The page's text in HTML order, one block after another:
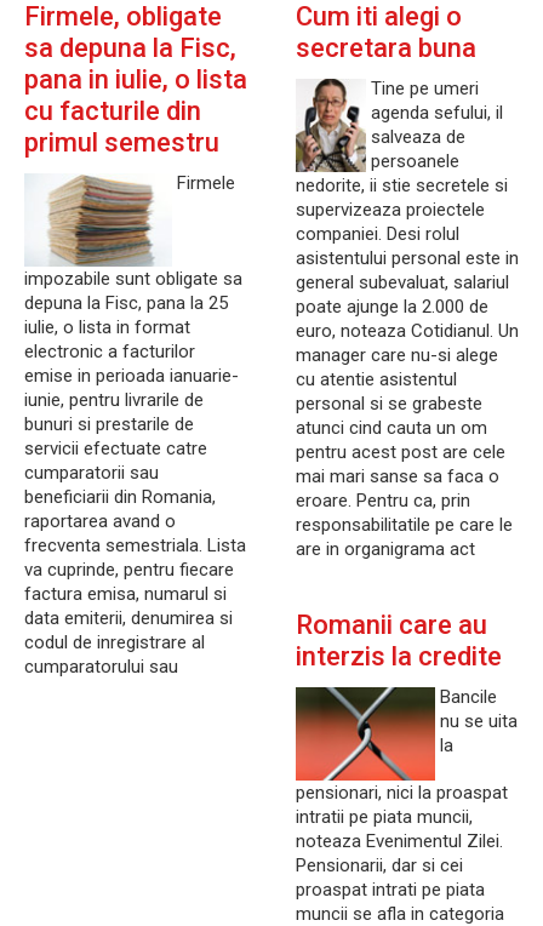
Firmele, obligate
sa depuna la Fisc,
pana in iulie, o lista
cu facturile din
primul semestru
Firmele
impozabile sunt obligate sa
depuna la Fisc, pana la 25
iulie, o lista in format
electronic a facturilor
emise in perioada ianuarie-
iunie, pentru livrarile de
bunuri si prestarile de
servicii efectuate catre
cumparatorii sau
beneficiarii din Romania,
raportarea avand o
frecventa semestriala. Lista
va cuprinde, pentru fiecare
factura emisa, numarul si
data emiterii, denumirea si
codul de inregistrare al
cumparatorului sau
Cum iti alegi o
secretara buna
Tine pe umeri
agenda sefului, il
salveaza de
persoanele
nedorite, ii stie secretele si
supervizeaza proiectele
companiei. Desi rolul
asistentului personal este in
general subevaluat, salariul
poate ajunge la 2.000 de
euro, noteaza Cotidianul. Un
manager care nu-si alege
cu atentie asistentul
personal si se grabeste
atunci cind cauta un om
pentru acest post are cele
mai mari sanse sa faca o
eroare. Pentru ca, prin
responsabilitatile pe care le
are in organigrama act
Romanii care au
interzis la credite
Bancile
nu se uita
la
pensionari, nici la proaspat
intratii pe piata muncii,
noteaza Evenimentul Zilei.
Pensionarii, dar si cei
proaspat intrati pe piata
muncii se afla in categoria